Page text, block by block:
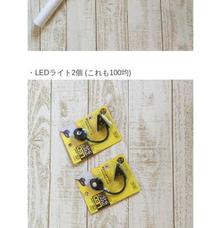
・LEDライト2個 (これも100均)